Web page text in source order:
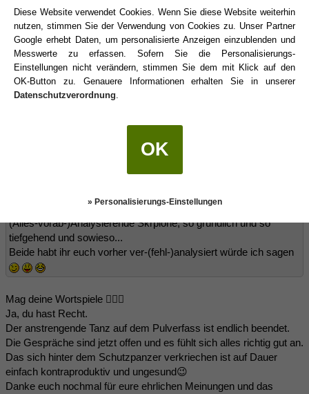
(14.10.2020 23:08)
Amaterasu schrieb:
(14.10.2020 22:59)
Souldiver schrieb:
Aufgehört innerlich für mich alles analysieren zu wollen.
Da er davon überzeugt war ich würde ihn eh bald abservieren,
soweit "voraussieht"
(Alles-vorab-)Analysierende Skrpione, so gründlich und so
tiefgehend und sowieso...
Beide habt ihr euch vorher ver-(fehl-)analysiert würde ich sagen
Mag deine Wortspiele 👍🏻😉
Ja, du hast Recht.
Der anstrengende Tanz auf dem Pulverfass ist endlich beendet.
Die Gespräche sind jetzt offen und es fühlt sich alles richtig gut an.
Das sich hinter dem Schutzpanzer verkriechen ist auf Dauer
einfach kontraproduktiv und ungesund😉
Danke euch nochmal für eure ehrlichen Meinungen und das
Diese Website verwendet Cookies. Wenn Sie diese Website weiterhin
nutzen, stimmen Sie der Verwendung von Cookies zu. Unser Partner
Google erhebt Daten, um personalisierte Anzeigen einzublenden und
Messwerte zu erfassen. Sofern Sie die Personalisierungs-
Einstellungen nicht verändern, stimmen Sie dem mit Klick auf den
OK-Button zu. Genauere Informationen erhalten Sie in unserer
Datenschutzverordnung
OK
» Personalisierungs-Einstellungen